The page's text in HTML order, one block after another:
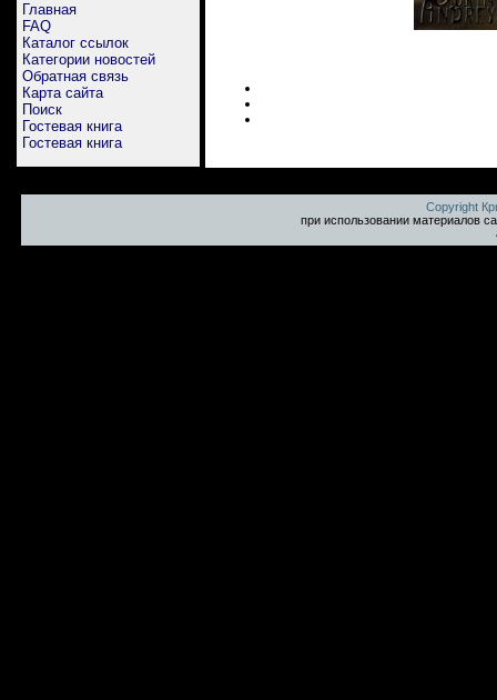
Главная
FAQ
Каталог ссылок
Категории новостей
Обратная связь
Карта сайта
Поиск
Гостевая книга
Гостевая книга
Copyright
при использовании материалов